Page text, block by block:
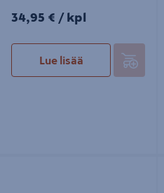
34,95€/kpl
34,95 € / kpl
Lue lisää